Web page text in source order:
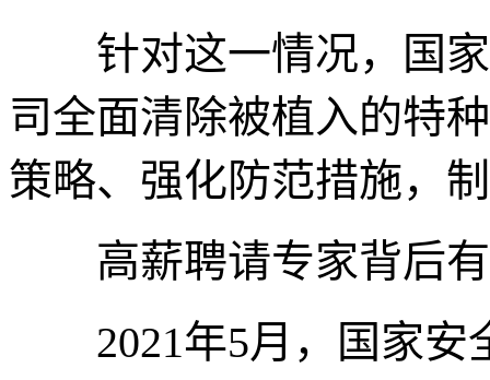
针对这一情况，国家
司全面清除被植入的特
策略、强化防范措施，
高薪聘请专家背后有
2021年5月，国家安